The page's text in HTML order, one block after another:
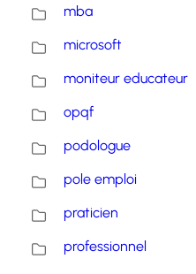
mba
microsoft
moniteur educateur
opqf
podologue
pole emploi
praticien
professionnel